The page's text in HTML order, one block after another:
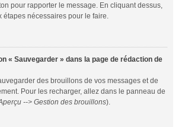
pour rapporter le message. En cliquant dessus,
étapes nécessaires pour le faire.
« Sauvegarder » dans la page de rédaction de
des brouillons de vos messages et de
Pour les recharger, allez dans le panneau de
--> Gestion des brouillons).